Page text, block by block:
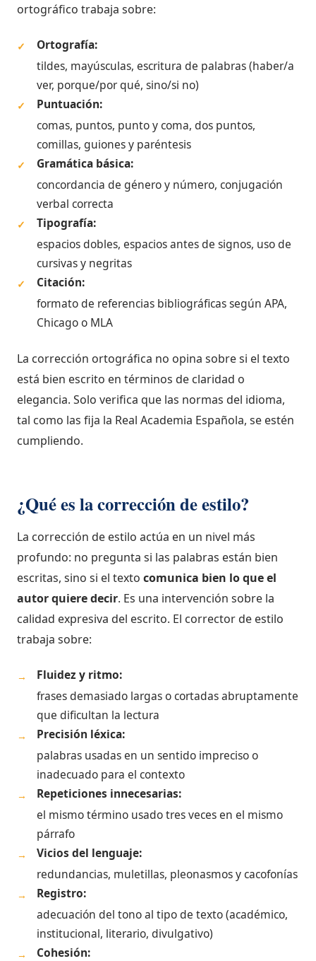
ortográfico trabaja sobre:
✓
Ortografía:
tildes, mayúsculas, escritura de palabras (haber/a
ver, porque/por qué, sino/si no)
✓
Puntuación:
comas, puntos, punto y coma, dos puntos,
comillas, guiones y paréntesis
✓
Gramática básica:
concordancia de género y número, conjugación
verbal correcta
✓
Tipografía:
espacios dobles, espacios antes de signos, uso de
cursivas y negritas
✓
Citación:
formato de referencias bibliográficas según APA,
Chicago o MLA
La corrección ortográfica no opina sobre si el texto
está bien escrito en términos de claridad o
elegancia. Solo verifica que las normas del idioma,
tal como las fija la Real Academia Española, se estén
cumpliendo.
¿Qué es la corrección de estilo?
La corrección de estilo actúa en un nivel más
profundo: no pregunta si las palabras están bien
escritas, sino si el texto comunica bien lo que el
autor quiere decir. Es una intervención sobre la
calidad expresiva del escrito. El corrector de estilo
trabaja sobre:
→
Fluidez y ritmo:
frases demasiado largas o cortadas abruptamente
que dificultan la lectura
→
Precisión léxica:
palabras usadas en un sentido impreciso o
inadecuado para el contexto
→
Repeticiones innecesarias:
el mismo término usado tres veces en el mismo
párrafo
→
Vicios del lenguaje:
redundancias, muletillas, pleonasmos y cacofonías
→
Registro:
adecuación del tono al tipo de texto (académico,
institucional, literario, divulgativo)
→ Cohesión: